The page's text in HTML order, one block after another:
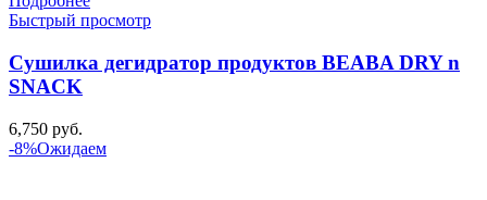
Быстрый просмотр
Сушилка дегидратор продуктов BEABA DRY n
SNACK
6,750 руб.
-8%Ожидаем